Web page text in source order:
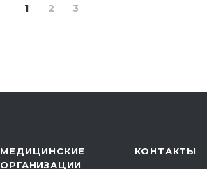
1 2 3
МЕДИЦИНСКИЕ
ОРГАНИЗАЦИИ
КОНТАКТЫ